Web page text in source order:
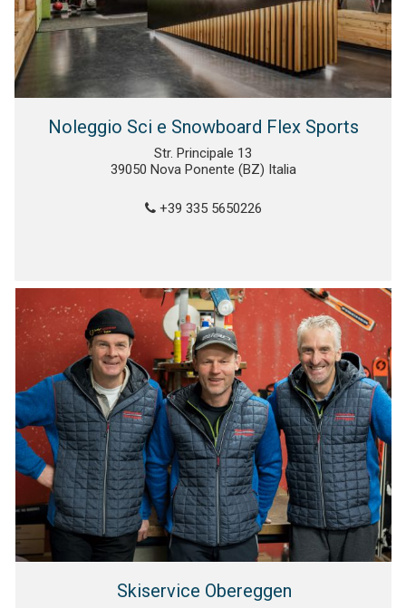
Noleggio Sci e Snowboard Flex Sports
Str. Principale 13
39050 Nova Ponente (BZ) Italia
+39 335 5650226
Skiservice Obereggen